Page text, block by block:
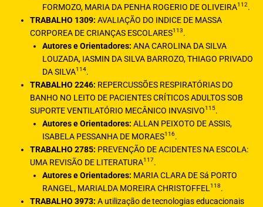
FORMOZO, MARIA DA PENHA ROGERIO DE OLIVEIRA112.
TRABALHO 1309: AVALIAÇÃO DO INDICE DE MASSA
CORPOREA DE CRIANÇAS ESCOLARES113.
Autores e Orientadores: ANA CAROLINA DA SILVA
LOUZADA, IASMIN DA SILVA BARROZO, THIAGO PRIVADO
DA SILVA114.
TRABALHO 2246: REPERCUSSÕES RESPIRATÓRIAS DO
BANHO NO LEITO DE PACIENTES CRÍTICOS ADULTOS SOB
SUPORTE VENTILATÓRIO MECÂNICO INVASIVO115.
Autores e Orientadores: ALLAN PEIXOTO DE ASSIS,
ISABELA PESSANHA DE MORAES116.
TRABALHO 2785: PREVENÇÃO DE ACIDENTES NA ESCOLA:
UMA REVISÃO DE LITERATURA117.
Autores e Orientadores: MARIA CLARA DE Sá PORTO
RANGEL, MARIALDA MOREIRA CHRISTOFFEL 118.
TRABALHO 3973: A utilização de tecnologias educacionais